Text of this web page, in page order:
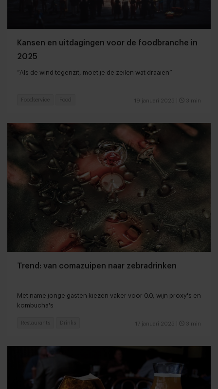
Kansen en uitdagingen voor de foodbranche in
2025
“Als de wind tegenzit, moet je de zeilen wat draaien”
19 januari 2025 3 min
Foodservice Food
Trend: van comazuipen naar zebradrinken
Met name jonge gasten kiezen vaker voor 0.0, wijn proxy's en
kombucha's
17 januari 2025 3 min
Restaurants Drinks